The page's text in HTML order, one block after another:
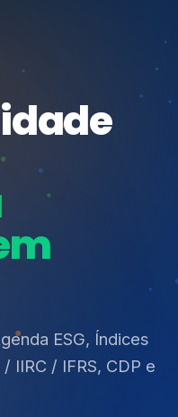
INTEGRADOS
que
em ISO 27001,
ISO 9001, ISO